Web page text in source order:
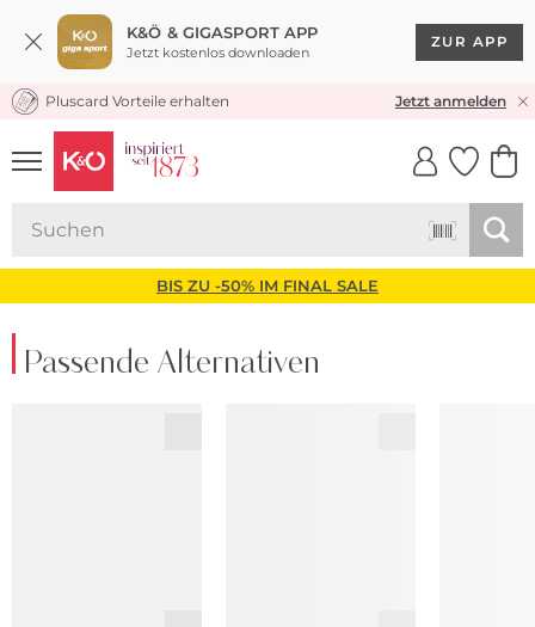
K&Ö & GIGASPORT APP
Jetzt kostenlos downloaden
ZUR APP
KOSTENLOSER VERSAND* & RÜCKVERSAND
Pluscard Vorteile erhalten Jetzt anmelden
UNSERE APP
CLICK &
BIS ZU -50% IM FINAL SALE
Passende Alternativen